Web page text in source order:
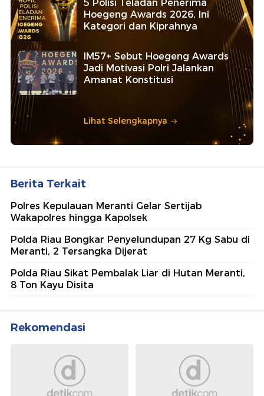
5 Polisi Teladan Penerima
Hoegeng Awards 2026, Ini
Kategori dan Kiprahnya
IM57+ Sebut Hoegeng Awards
Jadi Motivasi Polri Jalankan
Amanat Konstitusi
Lihat Selengkapnya
Berita Terkait
Polres Kepulauan Meranti Gelar Sertijab
Wakapolres hingga Kapolsek
Polda Riau Bongkar Penyelundupan 27 Kg Sabu di
Meranti, 2 Tersangka Dijerat
Polda Riau Sikat Pembalak Liar di Hutan Meranti,
8 Ton Kayu Disita
Rekomendasi